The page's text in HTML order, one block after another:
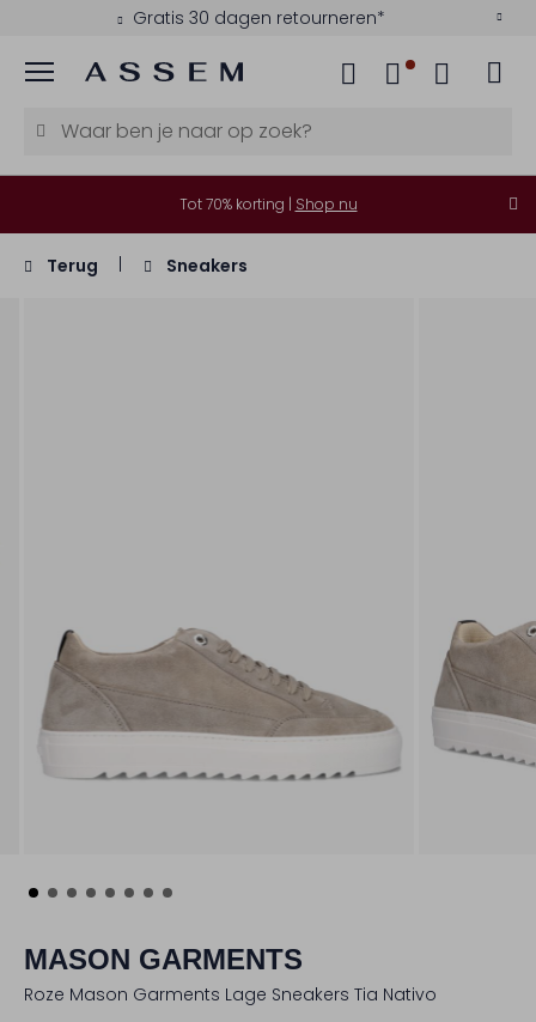
Gratis 30 dagen retourneren*
Menu
Tot 70% korting | Shop nu
Terug Sneakers
MASON GARMENTS
Roze Mason Garments Lage Sneakers Tia Nativo